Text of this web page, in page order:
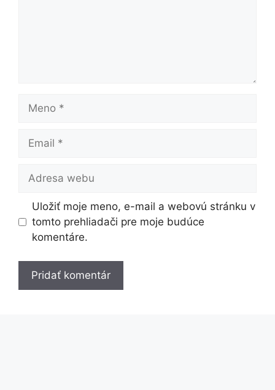
Meno
Email
Adresa
Uložiť moje meno, e-mail a webovú stránku v
tomto prehliadači pre moje budúce
komentáre.